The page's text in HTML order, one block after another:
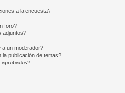
a la encuesta?
foro?
adjuntos?
a un moderador?
la publicación de temas?
aprobados?